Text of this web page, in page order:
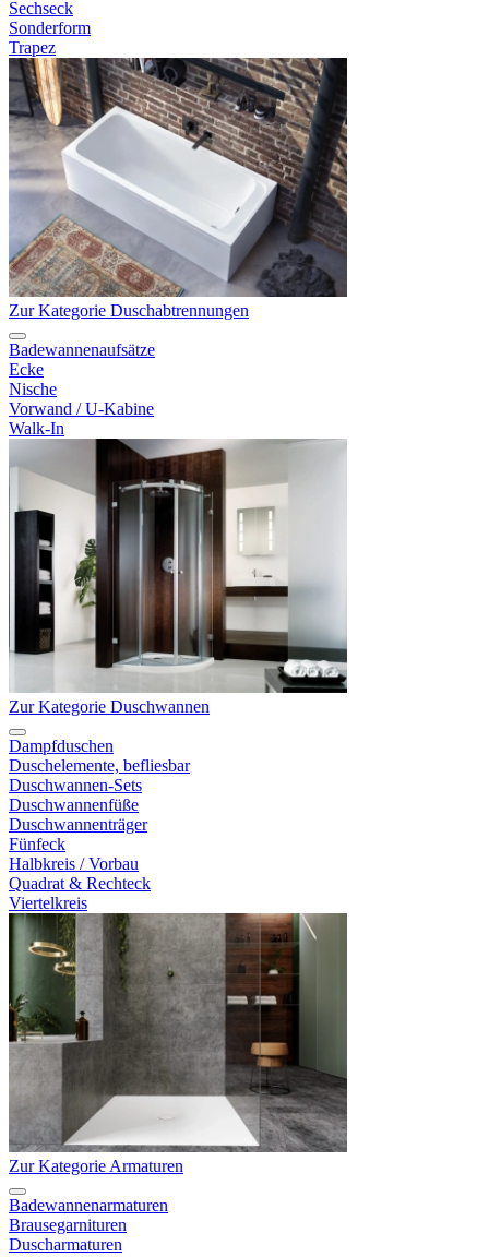
Sechseck
Sonderform
Trapez
Zur Kategorie Duschabtrennungen
Badewannenaufsätze
Ecke
Nische
Vorwand / U-Kabine
Walk-In
Zur Kategorie Duschwannen
Dampfduschen
Duschelemente, befliesbar
Duschwannen-Sets
Duschwannenfüße
Duschwannenträger
Fünfeck
Halbkreis / Vorbau
Quadrat & Rechteck
Viertelkreis
Zur Kategorie Armaturen
Badewannenarmaturen
Brausegarnituren
Duscharmaturen